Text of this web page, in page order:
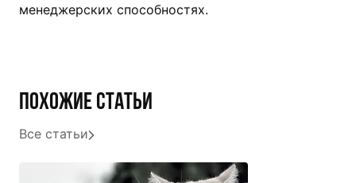
менеджерских способностях.
Похожие статьи
Все статьи